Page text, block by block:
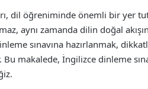
dil öğreniminde önemli bir yer
aynı zamanda dilin doğal
sınavına hazırlanmak,
makalede, İngilizce dinleme